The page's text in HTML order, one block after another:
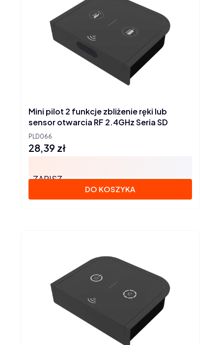
PLD066
Mini pilot 2 funkcje zbliżenie ręki lub
sensor otwarcia RF 2.4GHz Seria SD
Cena
28,39 zł
ZAPISZ
DO KOSZYKA